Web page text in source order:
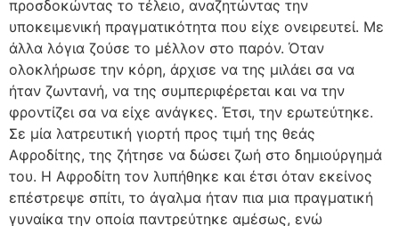
προσδοκώντας το τέλειο, αναζητώντας την
υποκειμενική πραγματικότητα που είχε ονειρευτεί. Με
άλλα λόγια ζούσε το μέλλον στο παρόν. Όταν
ολοκλήρωσε την κόρη, άρχισε να της μιλάει σα να
ήταν ζωντανή, να της συμπεριφέρεται και να την
φροντίζει σα να είχε ανάγκες. Έτσι, την ερωτεύτηκε.
Σε μία λατρευτική γιορτή προς τιμή της θεάς
Αφροδίτης, της ζήτησε να δώσει ζωή στο δημιούργημά
του. Η Αφροδίτη τον λυπήθηκε και έτσι όταν εκείνος
επέστρεψε σπίτι, το άγαλμα ήταν πια μια πραγματική
γυναίκα την οποία παντρεύτηκε αμέσως, ενώ